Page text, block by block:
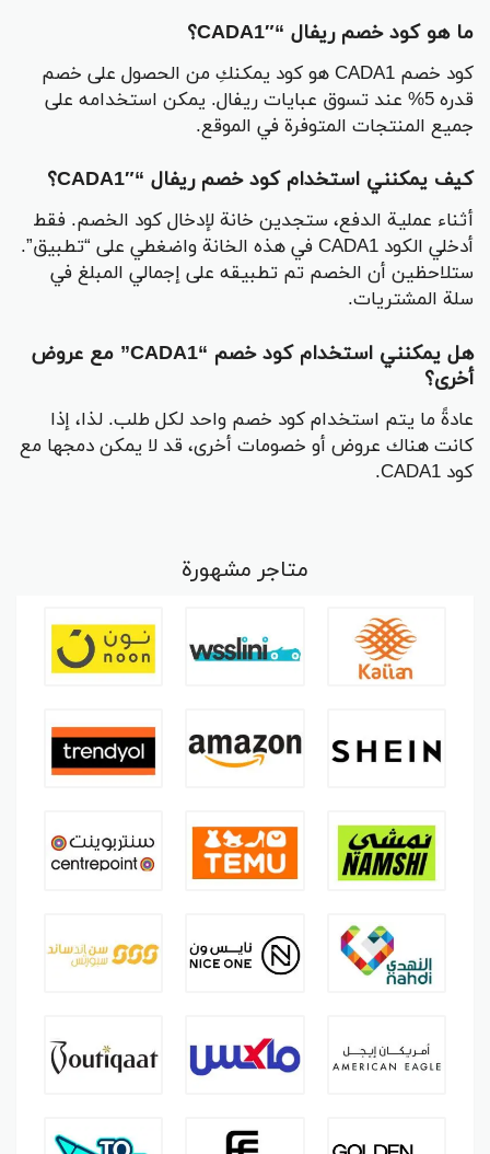
ما هو كود خصم ريفال “CADA1″؟
كود خصم CADA1 هو كود يمكنكِ من الحصول على خصم
قدره 5% عند تسوق عبايات ريفال. يمكن استخدامه على
جميع المنتجات المتوفرة في الموقع.
كيف يمكنني استخدام كود خصم ريفال “CADA1″؟
أثناء عملية الدفع، ستجدين خانة لإدخال كود الخصم. فقط
أدخلي الكود CADA1 في هذه الخانة واضغطي على “تطبيق”.
ستلاحظين أن الخصم تم تطبيقه على إجمالي المبلغ في
سلة المشتريات.
هل يمكنني استخدام كود خصم “CADA1” مع عروض
أخرى؟
عادةً ما يتم استخدام كود خصم واحد لكل طلب. لذا، إذا
كانت هناك عروض أو خصومات أخرى، قد لا يمكن دمجها مع
كود CADA1.
متاجر مشهورة